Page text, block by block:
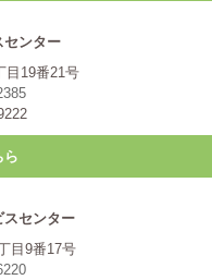
センター
目19番21号
ら
スセンター
目9番17号